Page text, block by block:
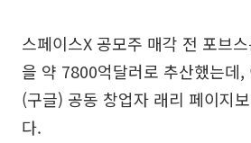
스페이스X 공모주 매각 전 포브
을 약 7800억달러로 추산했는데,
(구글) 공동 창업자 래리 페이지
다.